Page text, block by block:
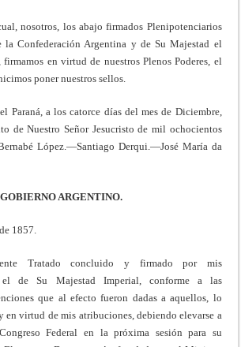
nosotros, los abajo firmados Plenipotenciarios
la Confederación Argentina y de Su Majestad el
en virtud de nuestros Plenos Poderes, el
poner nuestros sellos.
Paraná, a los catorce días del mes de Diciembre,
de Nuestro Señor Jesucristo de mil ochocientos
López.—Santiago Derqui.—José María da
ARGENTINO.
1857.
Tratado concluido y firmado por mis
el de Su Majestad Imperial, conforme a las
que al efecto fueron dadas a aquellos, lo
en virtud de mis atribuciones, debiendo elevarse a
Federal en la próxima sesión para su